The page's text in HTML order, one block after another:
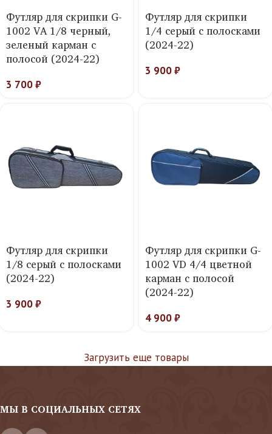
Футляр для скрипки G-
1002 VA 1/8 черный,
зеленый карман с
полосой (2024-22)
3 700₽
Футляр для скрипки
1/4 серый с полосками
(2024-22)
3 900₽
Футляр для скрипки
1/8 серый с полосками
(2024-22)
3 900₽
Футляр для скрипки G-
1002 VD 4/4 цветной
карман с полосой
(2024-22)
4 900₽
Загрузить еще товары
МЫ В СОЦИАЛЬНЫХ СЕТЯХ